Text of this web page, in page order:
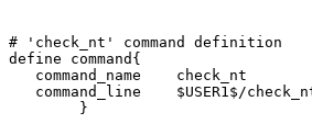
# 'check_nt' command definition
define command{
   command_name    check_nt
command_line    $USER1$/